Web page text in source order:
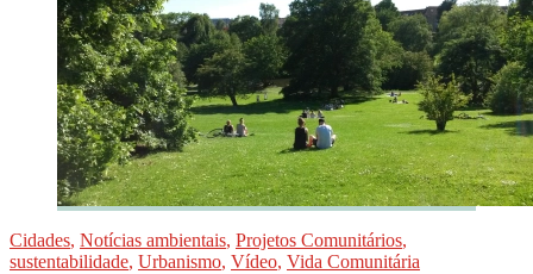
Cidades, Notícias ambientais, Projetos Comunitários,
sustentabilidade, Urbanismo, Vídeo, Vida Comunitária